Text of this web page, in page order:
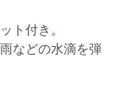
ト付き。
などの水滴を弾